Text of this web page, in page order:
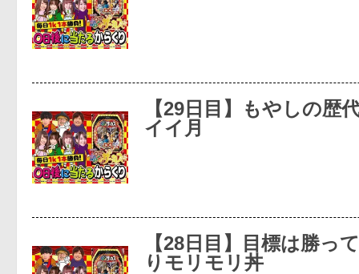
【29日目】もやしの歴
イイ月
【28日目】目標は勝っ
りモリモリ丼